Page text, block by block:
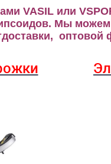
VASIL или
Мы можем